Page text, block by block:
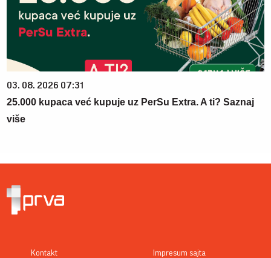
03. 08. 2026 07:31
25.000 kupaca već kupuje uz PerSu Extra. A ti? Saznaj
više
Kontakt Impresum sajta